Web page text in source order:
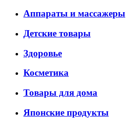
Аппараты и массажеры
Детские товары
Здоровье
Косметика
Товары для дома
Японские продукты